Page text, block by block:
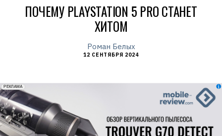
ПОЧЕМУ PLAYSTATION 5 PRO СТАНЕТ
ХИТОМ
Роман Белых
12 СЕНТЯБРЯ 2024
erid: 2VfnxxmNzs5
РЕКЛАМА